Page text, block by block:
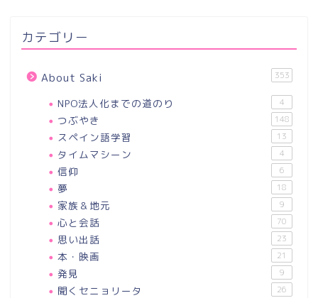
カテゴリー
About Saki 353
NPO法人化までの道のり 4
つぶやき 148
スペイン語学習 13
タイムマシーン 4
信仰 6
夢 18
家族＆地元 9
心と会話 70
思い出話 23
本・映画 21
発見 9
聞くセニョリータ 26